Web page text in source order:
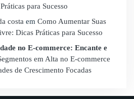
para Sucesso
costa em Como Aumentar Suas
Dicas Práticas para Sucesso
no E-commerce: Encante e
em Alta no E-commerce
de Crescimento Focadas